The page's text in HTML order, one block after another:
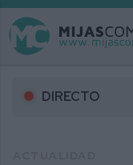
DIRECTO